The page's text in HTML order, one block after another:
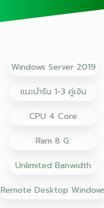
Windows Server 2019
แนะนำรัน 1-3 คู่เงิน
CPU 4 Core
Ram 8 G.
Unlimited Banwidth
Remote Desktop